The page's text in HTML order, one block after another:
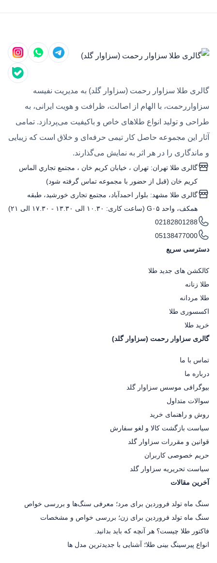
گالری طلا سزاوار رحمت (سزاوار گلد) به مدیریت نفیسه
سزاواررحمت، با الهام از اصالت، ظرافت و هویت ایرانی، به
طراحی و تولید انواع طلاهای خاص و باکیفیت می‌پردازد. تمامی
آثار این مجموعه حاصل کار تیمی حرفه‌ای و خلاق است که زیبایی
و ماندگاری را در هر اثر به نمایش می‌گذارند.
گالری طلا تهران: تهران ، خيابان كريم خان ، مجتمع تجاري الماس
كريم خان (قبل از حضور با مجموعه تماس گرفته شود)
گالری طلا مشهد: بلوار احمدآباد، مجتمع تجاری خورشید، طبقه
همکف، واحد G۰۵ (ساعت کاری: ۱۰.۳۰ الی ۱۳.۳۰ - ۱۷.۳۰ الی ۲۱)
02182801288
05138477000
دسترسی سریع
کالکشن های جدید طلا
طلا زنانه
طلا مردانه
اکسسوری طلا
خرید طلا
گالری سزاوار رحمت (سزاوار گلد)
تماس با ما
درباره ما
بیوگرافی موسس سزاوار گلد
سوالات متداول
روش و راهنمای خرید
سیاست بازگشت کالا و لغو سفارش
قوانین و مقررات سزاوار گلد
حریم خصوصی کاربران
سیاست تحریریه سزاوار گلد
آخرین مقالات
سنگ ماه تولد فروردین برای مرد؛ معرفی سنگ‌ها و بررسی خواص
سنگ ماه تولد فروردین برای زن؛ بررسی خواص و مشخصات
فاکتور طلا چیست؟ هر آنچه که باید بدانید.
انواع پیرسینگ بینی طلا؛ آشنایی با جدیدترین مدل ها